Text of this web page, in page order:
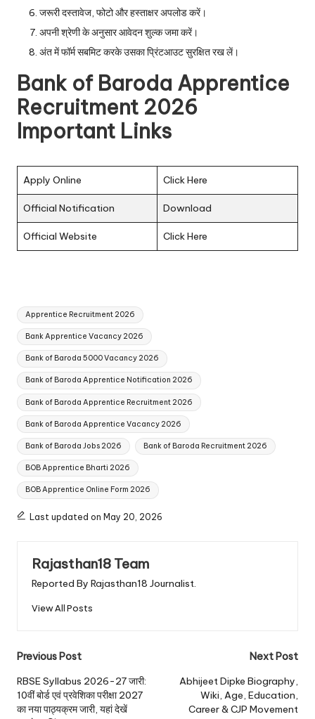
जरूरी दस्तावेज, फोटो और हस्ताक्षर अपलोड करें।
अपनी श्रेणी के अनुसार आवेदन शुल्क जमा करें।
अंत में फॉर्म सबमिट करके उसका प्रिंटआउट सुरक्षित रख लें।
Bank of Baroda Apprentice
Recruitment 2026
Important Links
Apply Online Click Here
Official Notification Download
Official Website Click Here
Tags:
Apprentice Recruitment 2026
Bank Apprentice Vacancy 2026
Bank of Baroda 5000 Vacancy 2026
Bank of Baroda Apprentice Notification 2026
Bank of Baroda Apprentice Recruitment 2026
Bank of Baroda Apprentice Vacancy 2026
Bank of Baroda Jobs 2026 Bank of Baroda Recruitment 2026
BOB Apprentice Bharti 2026
BOB Apprentice Online Form 2026
Last updated on May 20, 2026
Rajasthan18 Team
Reported By Rajasthan18 Journalist.
View All Posts
Post
navigation
Previous Post
RBSE Syllabus 2026-27 जारी:
10वीं बोर्ड एवं प्रवेशिका परीक्षा 2027
का नया पाठ्यक्रम जारी, यहां देखें
Next Post
Abhijeet Dipke Biography,
Wiki, Age, Education,
Career & CJP Movement